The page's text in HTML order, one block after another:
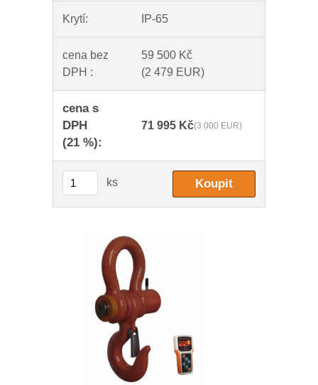
Krytí: IP-65
cena bez
DPH :
59 500 Kč
(2 479 EUR)
cena s
DPH
(21 %):
71 995 Kč(3 000 EUR)
ks